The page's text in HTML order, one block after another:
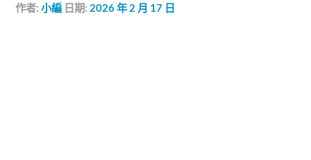
作者:小編 日期: 2026 年 2 月 17 日